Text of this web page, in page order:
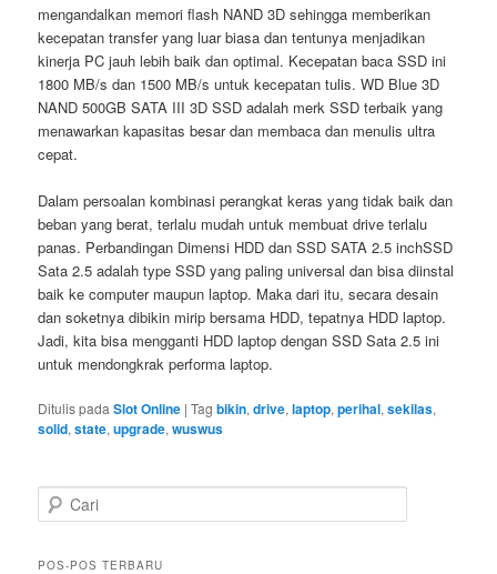
mengandalkan memori flash NAND 3D sehingga memberikan
kecepatan transfer yang luar biasa dan tentunya menjadikan
kinerja PC jauh lebih baik dan optimal. Kecepatan baca SSD ini
1800 MB/s dan 1500 MB/s untuk kecepatan tulis. WD Blue 3D
NAND 500GB SATA III 3D SSD adalah merk SSD terbaik yang
menawarkan kapasitas besar dan membaca dan menulis ultra
cepat.
Dalam persoalan kombinasi perangkat keras yang tidak baik dan
beban yang berat, terlalu mudah untuk membuat drive terlalu
panas. Perbandingan Dimensi HDD dan SSD SATA 2.5 inchSSD
Sata 2.5 adalah type SSD yang paling universal dan bisa diinstal
baik ke computer maupun laptop. Maka dari itu, secara desain
dan soketnya dibikin mirip bersama HDD, tepatnya HDD laptop.
Jadi, kita bisa mengganti HDD laptop dengan SSD Sata 2.5 ini
untuk mendongkrak performa laptop.
Ditulis pada Slot Online |Tag bikin,drive,laptop,perihal,sekilas,
solid,state,upgrade,wuswus
a
iPOS-POS TERBARU